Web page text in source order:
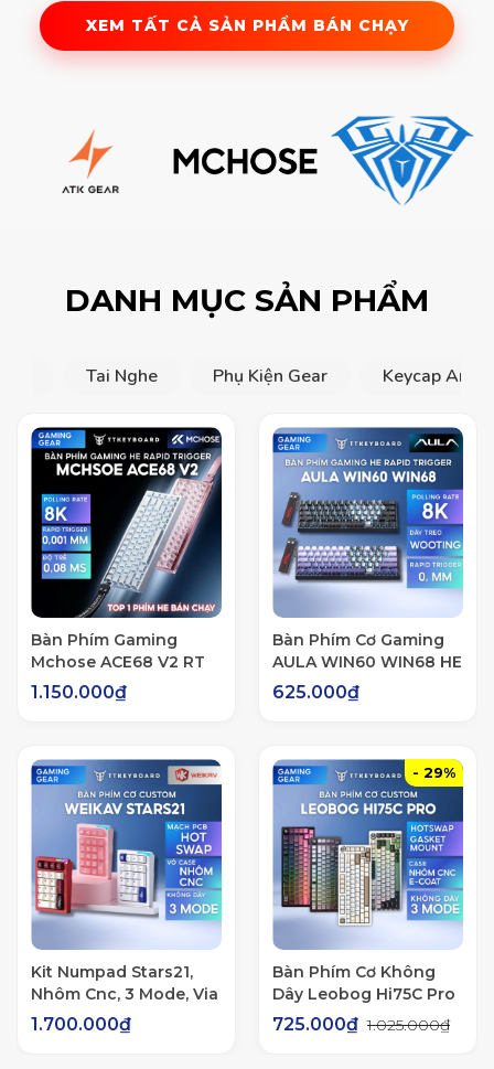
XEM TẤT CẢ SẢN PHẨM BÁN CHẠY
DANH MỤC SẢN PHẨM
Tai Nghe Phụ Kiện Gear Keycap
Bàn Phím Gaming
Mchose ACE68 V2 RT
0,001mm 8K Polling
1.150.000₫
Bàn Phím Cơ Gaming
AULA WIN60 WIN68 HE
Rapid Trigger 8000hz
625.000₫
Kit Numpad Stars21,
Nhôm Cnc, 3 Mode, Via
Qmk, Led Viền, Tạ
Pharaon Cnc -
1.700.000₫
- 29%
Bàn Phím Cơ Không
Dây Leobog Hi75C Pro
Nhôm CNC 3 Mode Led
RGB Mạch Xuôi Âm HIFI
725.000₫1.025.000₫